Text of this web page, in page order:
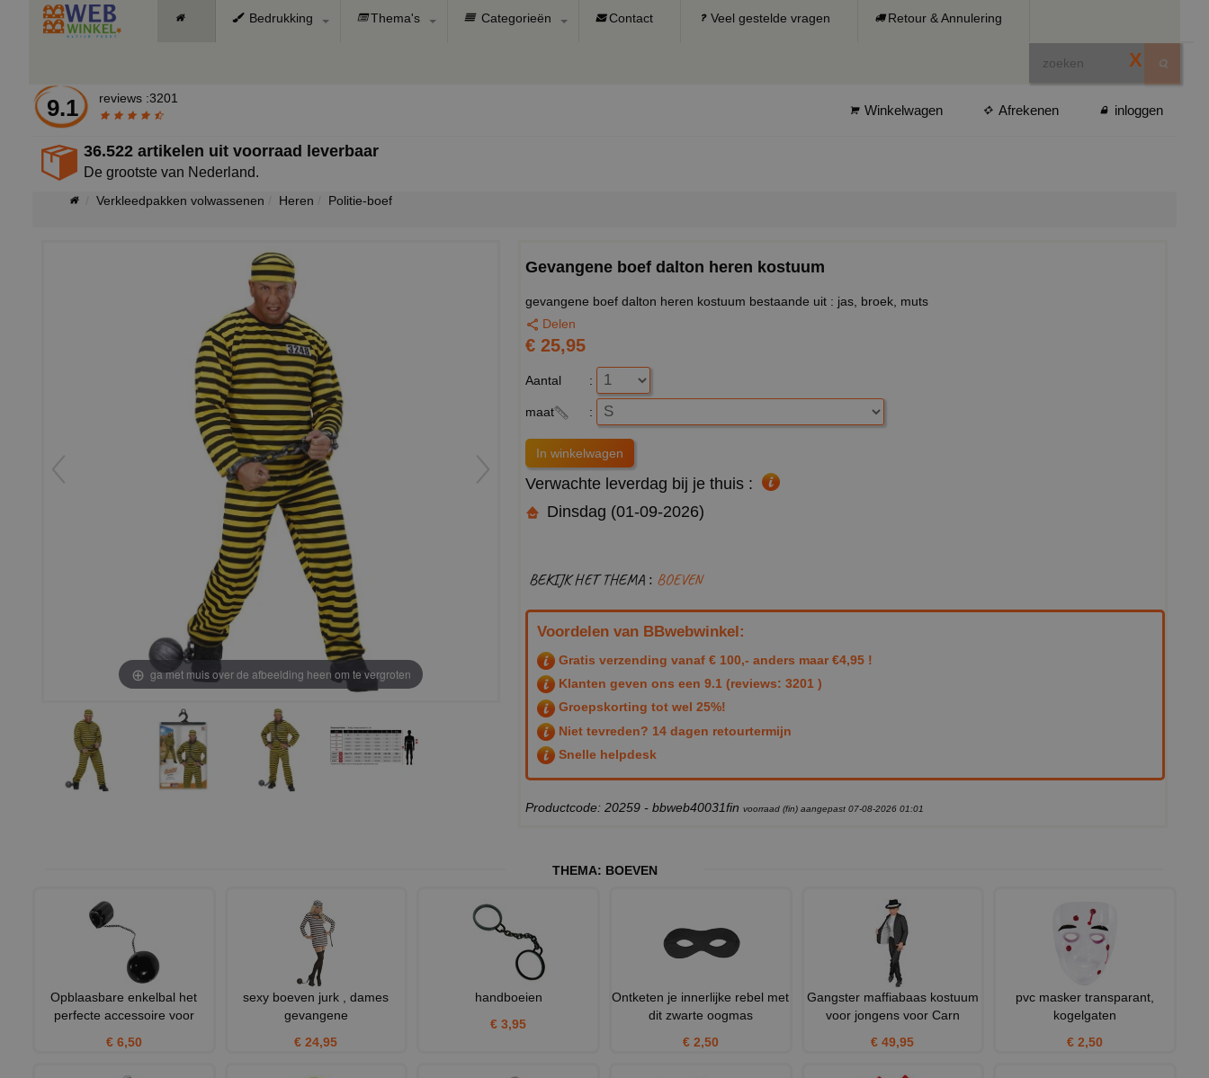
Bedrukking Thema's Categorieën Contact Veel gestelde vragen Retour & Annulering
X
9.1 reviews :3201
Winkelwagen Afrekenen inloggen
36.522 artikelen uit voorraad leverbaar
De grootste van Nederland.
Verkleedpakken volwassenen Heren Politie-boef
ga met muis over de afbeelding heen om te vergroten
Gevangene boef dalton heren kostuum
gevangene boef dalton heren kostuum bestaande uit : jas, broek, muts
Delen
€ 25,95
Aantal :
maat :
Verwachte leverdag bij je thuis :
Dinsdag (01-09-2026)
BEKIJK HET THEMA : BOEVEN
Voordelen van BBwebwinkel:
Gratis verzending vanaf € 100,- anders maar €4,95 !
Klanten geven ons een 9.1 (reviews: 3201 )
Groepskorting tot wel 25%!
Niet tevreden? 14 dagen retourtermijn
Snelle helpdesk
Productcode: 20259 - bbweb40031fin voorraad (fin) aangepast 07-08-2026 01:01
THEMA: BOEVEN
Opblaasbare enkelbal het
perfecte accessoire voor
€ 6,50
sexy boeven jurk , dames
gevangene
€ 24,95
handboeien
€ 3,95
Ontketen je innerlijke rebel met
dit zwarte oogmas
€ 2,50
Gangster maffiabaas kostuum
voor jongens voor Carn
€ 49,95
pvc masker transparant,
kogelgaten
€ 2,50